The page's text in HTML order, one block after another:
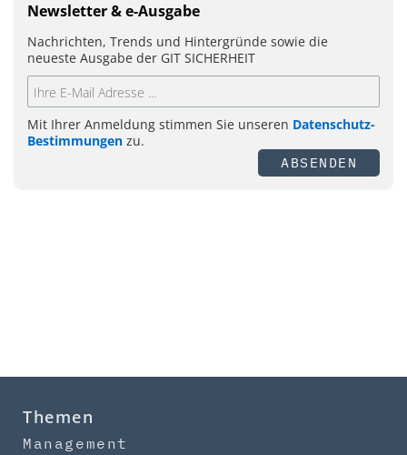
Newsletter & e-Ausgabe
Nachrichten, Trends und Hintergründe sowie die
neueste Ausgabe der GIT SICHERHEIT
Mit Ihrer Anmeldung stimmen Sie unseren Datenschutz-
Bestimmungen zu.
ABSENDEN
Themen
Management